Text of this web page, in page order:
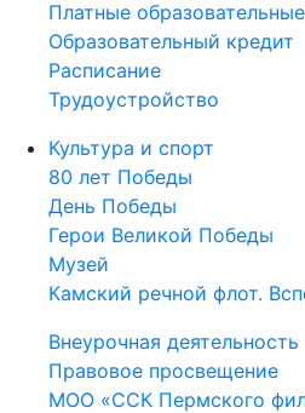
Платные
Образовательный кредит
Расписание
Трудоустройство
Культура и спорт
80 лет Победы
День Победы
Герои Великой Победы
Музей
Камский речной флот.
Внеурочная деятельность
Правовое просвещение
МОО «ССК Пермского